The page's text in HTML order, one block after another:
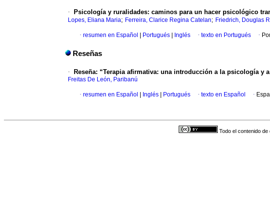
· Psicología y ruralidades: caminos para un hacer psicológico
Lopes, Eliana Maria; Ferreira, Clarice Regina Catelan; Friedrich, Douglas
· resumen en Español Portugués Inglés · texto en Portugués ·
Reseñas
· Reseña: “Terapia afirmativa: una introducción a la psicología y
Freitas De León, Paribanú
· resumen en Español Inglés Portugués · texto en Español ·
Todo el contenido